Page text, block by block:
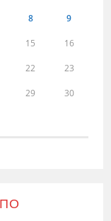
8 9
15 16
22 23
29 30